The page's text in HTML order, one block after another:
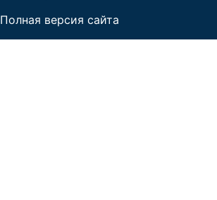
Полная версия сайта